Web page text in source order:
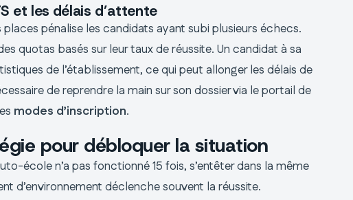
et les délais d’attente
pénalise les candidats ayant subi plusieurs échecs.
quotas basés sur leur taux de réussite. Un candidat à sa
de l’établissement, ce qui peut allonger les délais de
de reprendre la main sur son dossier via le portail de
modes d’inscription.
pour débloquer la situation
école n’a pas fonctionné 15 fois, s’entêter dans la même
d’environnement déclenche souvent la réussite.